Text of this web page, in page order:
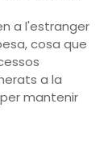
a l'estranger
cosa que
a la
mantenir